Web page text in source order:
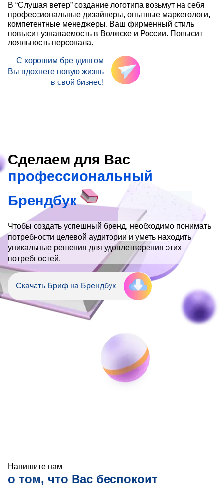
В “Слушая ветер” создание логотипа возьмут на себя
профессиональные дизайнеры, опытные маркетологи,
компетентные менеджеры. Ваш фирменный стиль
повысит узнаваемость в Волжске и России. Повысит
лояльность персонала.
С хорошим брендингом
Вы вдохнете новую жизнь
в свой бизнес!
Сделаем для Вас
профессиональный
Брендбук
Чтобы создать успешный бренд, необходимо понимать
потребности целевой аудитории и уметь находить
уникальные решения для удовлетворения этих
потребностей.
Скачать Бриф на Брендбук
Напишите нам
о том, что Вас беспокоит